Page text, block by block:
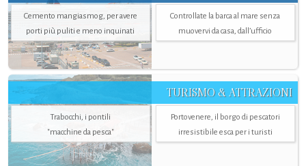
Cemento mangiasmog, per avere
porti più puliti e meno inquinati
Controllate la barca al mare senza
muovervi da casa, dall’ufficio
TURISMO & ATTRAZIONI
Trabocchi, i pontili
"macchine da pesca"
Portovenere, il borgo di pescatori
irresistibile esca per i turisti